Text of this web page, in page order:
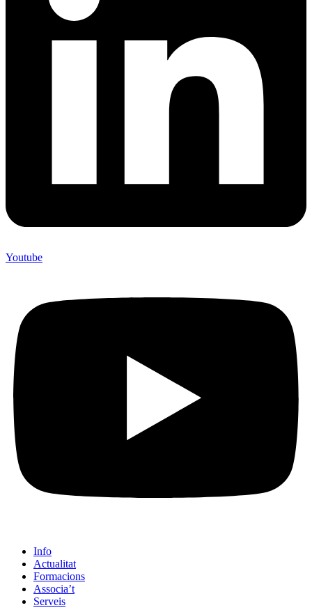
Youtube
Info
Actualitat
Formacions
Associa’t
Serveis